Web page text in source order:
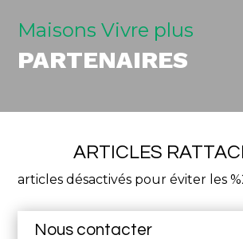
Maisons Vivre plus
PARTENAIRES
ARTICLES
articles désactivés pour éviter les
Nous contacter